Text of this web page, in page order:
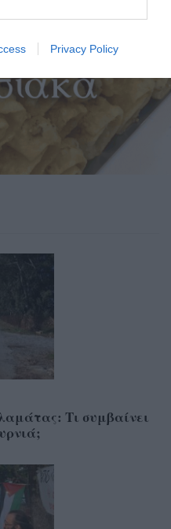
Privacy Policy
Τι συμβαίνει